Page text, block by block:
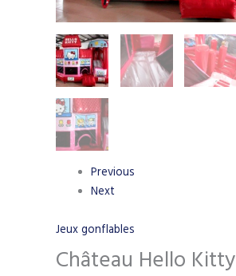
Previous
Next
Jeux gonflables
Château Hello Kitty